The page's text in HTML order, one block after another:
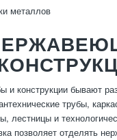
металлов
и конструкции бывают
трубы,
лестницы и
позволяет отделять